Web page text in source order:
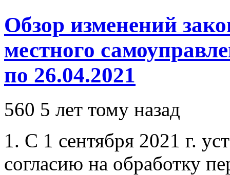
Обзор изменений
местного
по 26.04.2021
560 5 лет тому назад
1. С 1 сентября 2021 г.
согласию на обработку